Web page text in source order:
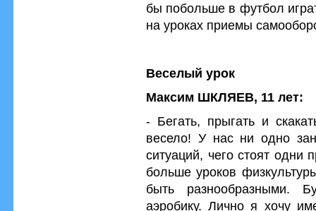
бы побольше в футбол
на уроках приемы
Веселый урок
Максим ШКЛЯЕВ, 11 лет:
- Бегать, прыгать и
весело! У нас ни одно
ситуаций, чего стоят одни
больше уроков
быть разнообразными.
аэробику. Лично я хочу